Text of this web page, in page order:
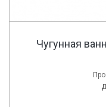
Чугунная